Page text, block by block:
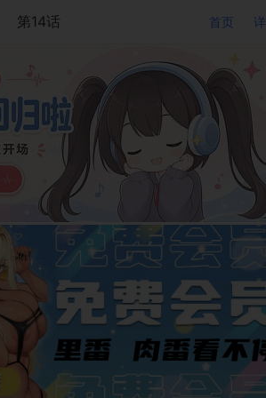
第14话 首页